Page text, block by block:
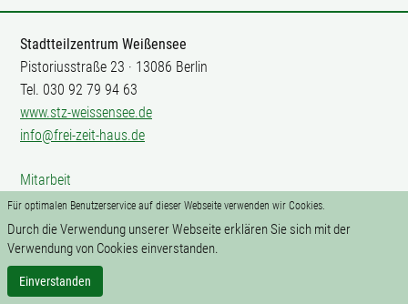
Für optimalen Benutzerservice auf dieser Webseite verwenden wir Cookies.
Durch die Verwendung unserer Webseite erklären Sie sich mit der
Verwendung von Cookies einverstanden.
Einverstanden
Stadtteilzentrum Weißensee
Pistoriusstraße 23 · 13086 Berlin
Tel. 030 92 79 94 63
www.stz-weissensee.de
info@frei-zeit-haus.de
Mitarbeit
Impressum
Datenschutz
Kontakte